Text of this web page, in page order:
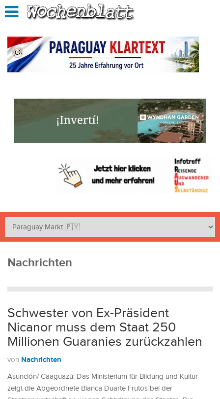
Nachrichten
Schwester von Ex-Präsident
Nicanor muss dem Staat 250
Millionen Guaranies zurückzahlen
von Nachrichten
Asunción/ Caaguazú: Das Ministerium für Bildung und Kultur
zeigt die Abgeordnete Blanca Duarte Frutos bei der